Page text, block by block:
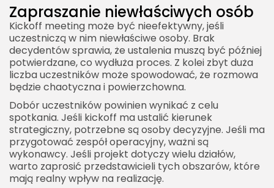
Zapraszanie niewłaściwych osób
Kickoff meeting może być nieefektywny, jeśli
uczestniczą w nim niewłaściwe osoby. Brak
decydentów sprawia, że ustalenia muszą być później
potwierdzane, co wydłuża proces. Z kolei zbyt duża
liczba uczestników może spowodować, że rozmowa
będzie chaotyczna i powierzchowna.
Dobór uczestników powinien wynikać z celu
spotkania. Jeśli kickoff ma ustalić kierunek
strategiczny, potrzebne są osoby decyzyjne. Jeśli ma
przygotować zespół operacyjny, ważni są
wykonawcy. Jeśli projekt dotyczy wielu działów,
warto zaprosić przedstawicieli tych obszarów, które
mają realny wpływ na realizację.